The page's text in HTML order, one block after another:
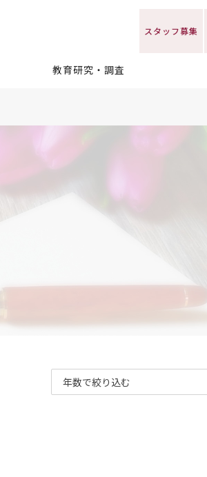
スタッフ募集
教育研究・調査